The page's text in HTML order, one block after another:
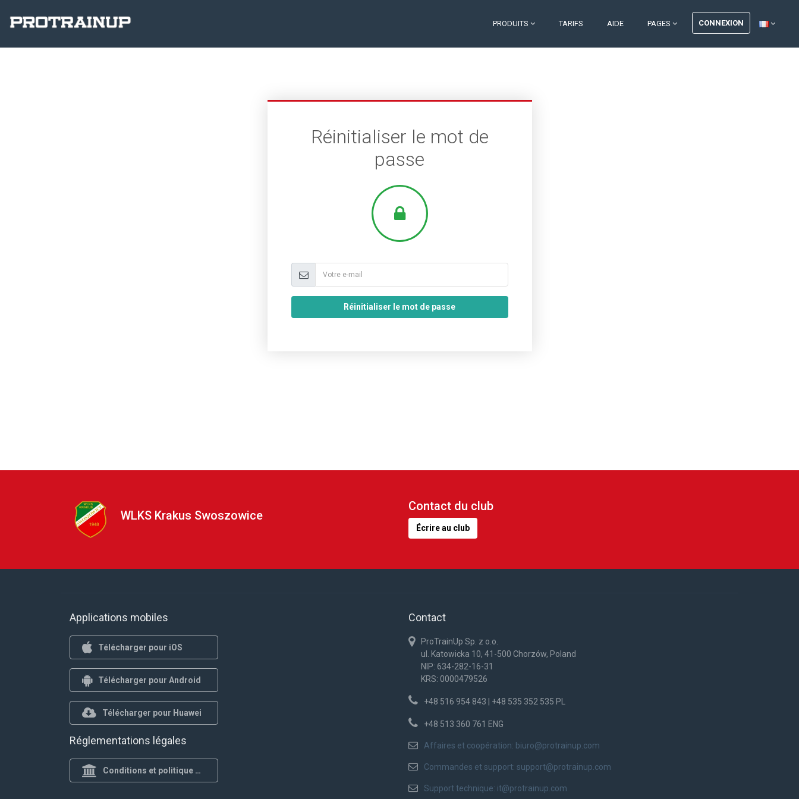
PRODUITS TARIFS AIDE PAGES CONNEXION
Réinitialiser le mot de
passe
Réinitialiser le mot de passe
WLKS Krakus Swoszowice
Contact du club
Écrire au club
Applications mobiles
Télécharger pour iOS
Télécharger pour Android
Télécharger pour Huawei
Réglementations légales
Conditions et politique de confidentialité
Contact
ProTrainUp Sp. z o.o.
ul. Katowicka 10, 41-500 Chorzów, Poland
NIP: 634-282-16-31
KRS: 0000479526
+48 516 954 843 | +48 535 352 535 PL
+48 513 360 761 ENG
Affaires et coopération: biuro@protrainup.com
Commandes et support: support@protrainup.com
Support technique: it@protrainup.com